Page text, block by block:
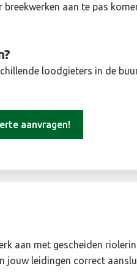
aan te pas
loodgieters in de
aanvragen!
aan met gescheiden
leidingen correct